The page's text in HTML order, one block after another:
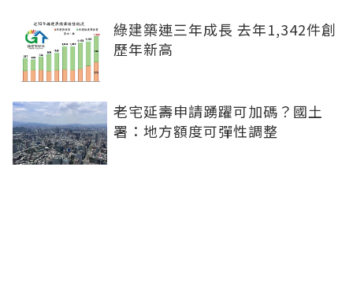
綠建築連三年成長 去年1,342件創
歷年新高
老宅延壽申請踴躍可加碼？國土
署：地方額度可彈性調整